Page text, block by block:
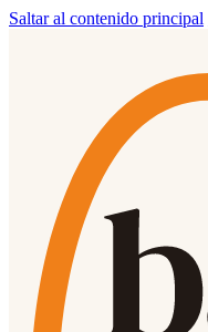
Saltar al contenido principal